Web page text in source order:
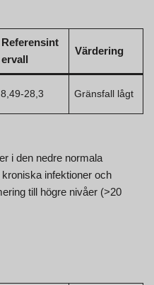
Referensint
ervall
Värdering
8,49-28,3 Gränsfall lågt
i den nedre normala
infektioner och
till högre nivåer (>20